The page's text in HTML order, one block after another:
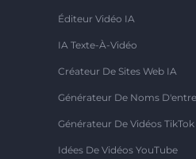
Éditeur Vidéo IA
IA Texte-À-Vidéo
Créateur De Sites Web IA
Générateur De Noms
Générateur De Vidéos
Idées De Vidéos YouTube